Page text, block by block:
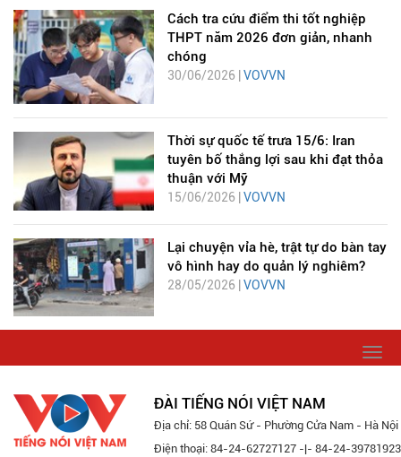
Cách tra cứu điểm thi tốt nghiệp
THPT năm 2026 đơn giản, nhanh
chóng
30/06/2026 | VOVVN
Thời sự quốc tế trưa 15/6: Iran
tuyên bố thắng lợi sau khi đạt thỏa
thuận với Mỹ
15/06/2026 | VOVVN
Lại chuyện vỉa hè, trật tự do bàn tay
vô hình hay do quản lý nghiêm?
28/05/2026 | VOVVN
ĐÀI TIẾNG NÓI VIỆT NAM
Địa chỉ: 58 Quán Sứ - Phường Cửa Nam - Hà Nội
Điện thoại: 84-24-62727127 -|- 84-24-39781923